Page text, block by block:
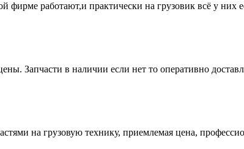
фирме работают,и практически на грузовик всё у них
Запчасти в наличии если нет то оперативно
на грузовую технику, приемлемая цена,